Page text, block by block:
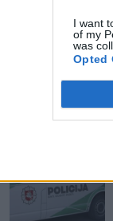
I want
of my
was
Opted